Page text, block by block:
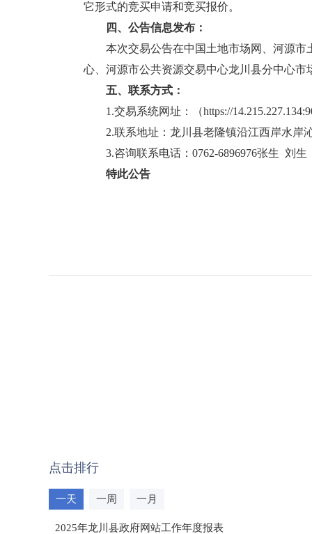
它形式的竞买申请和竞买报价。
四、公告信息发布：
本次交易公告在中国土地市场网、河源市
心、河源市公共资源交易中心龙川县分中心
五、联系方式：
1.交易系统网址：（https://
2.联系地址：龙川县老隆镇沿江西岸水岸
3.咨询联系电话：0762-6896976张生 刘生
特此公告
点击排行
一天 一周 一月
2025年龙川县政府网站工作年度报表